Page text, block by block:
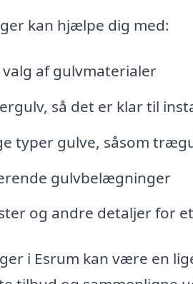
kan hjælpe dig med:
af gulvmaterialer
så det er klar til
typer gulve, såsom
gulvbelægninger
og andre detaljer for
i Esrum kan være en